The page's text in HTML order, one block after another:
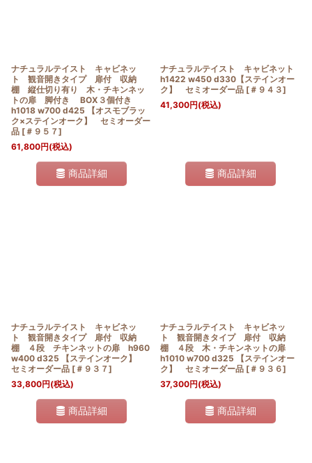
ナチュラルテイスト キャビネッ
ト 観音開きタイプ 扉付 収納
棚 縦仕切り有り 木・チキンネッ
トの扉 脚付き BOX３個付き
h1018 w700 d425 【オスモブラッ
ク×ステインオーク】 セミオーダー
品 [ ＃９５７]
61,800円(税込)
商品詳細
ナチュラルテイスト キャビネット
h1422 w450 d330【ステインオー
ク】 セミオーダー品 [ ＃９４３]
41,300円(税込)
商品詳細
ナチュラルテイスト キャビネッ
ト 観音開きタイプ 扉付 収納
棚 ４段 チキンネットの扉 h960
w400 d325 【ステインオーク】
セミオーダー品 [ ＃９３７]
33,800円(税込)
商品詳細
ナチュラルテイスト キャビネッ
ト 観音開きタイプ 扉付 収納
棚 ４段 木・チキンネットの扉
h1010 w700 d325 【ステインオー
ク】 セミオーダー品 [ ＃９３６]
37,300円(税込)
商品詳細